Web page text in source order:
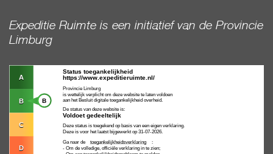
Expeditie Ruimte is een initiatief van de Provincie
Limburg